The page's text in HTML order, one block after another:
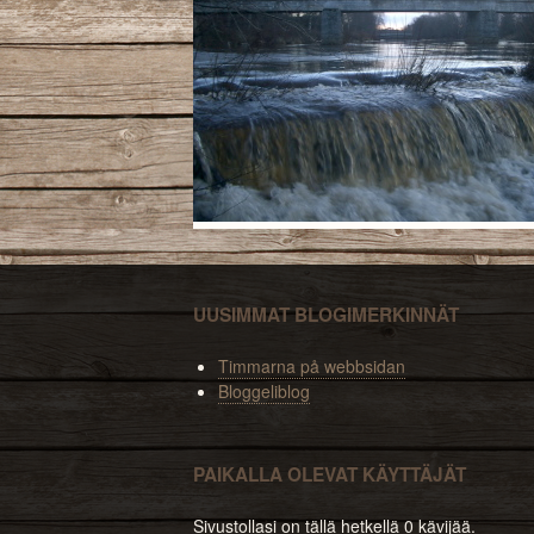
UUSIMMAT BLOGIMERKINNÄT
Timmarna på webbsidan
Bloggeliblog
PAIKALLA OLEVAT KÄYTTÄJÄT
Sivustollasi on tällä hetkellä 0 kävijää.